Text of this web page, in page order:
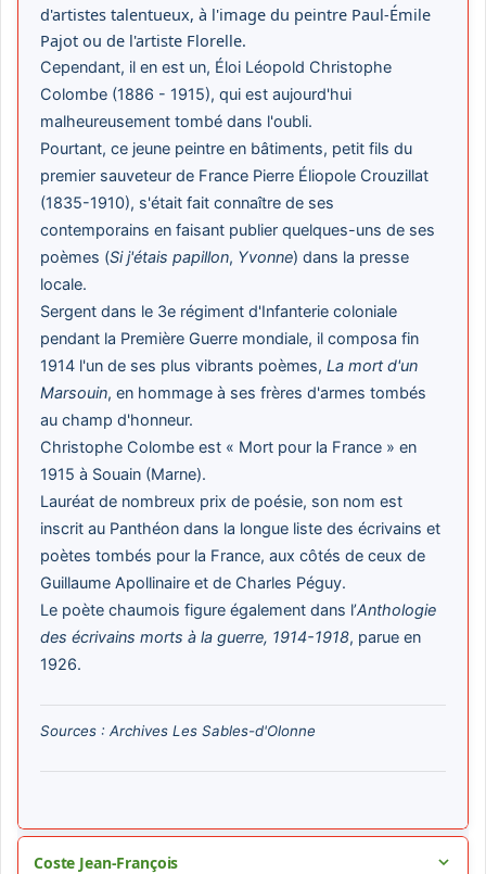
d'artistes talentueux, à l'image du peintre Paul-Émile
Pajot ou de l'artiste Florelle.
Cependant, il en est un, Éloi Léopold Christophe
Colombe (1886 - 1915), qui est aujourd'hui
malheureusement tombé dans l'oubli.
Pourtant, ce jeune peintre en bâtiments, petit fils du
premier sauveteur de France Pierre Éliopole Crouzillat
(1835-1910), s'était fait connaître de ses
contemporains en faisant publier quelques-uns de ses
poèmes (Si j'étais papillon, Yvonne) dans la presse
locale.
Sergent dans le 3e régiment d'Infanterie coloniale
pendant la Première Guerre mondiale, il composa fin
1914 l'un de ses plus vibrants poèmes, La mort d'un
Marsouin, en hommage à ses frères d'armes tombés
au champ d'honneur.
Christophe Colombe est « Mort pour la France » en
1915 à Souain (Marne).
Lauréat de nombreux prix de poésie, son nom est
inscrit au Panthéon dans la longue liste des écrivains et
poètes tombés pour la France, aux côtés de ceux de
Guillaume Apollinaire et de Charles Péguy.
Le poète chaumois figure également dans l’Anthologie
des écrivains morts à la guerre, 1914-1918, parue en
1926.
Sources : Archives Les Sables-d'Olonne
Coste Jean-François